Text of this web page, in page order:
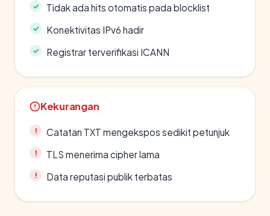
Tidak ada hits otomatis pada blocklist
Konektivitas IPv6 hadir
Registrar terverifikasi ICANN
Kekurangan
Catatan TXT mengekspos sedikit petunjuk
TLS menerima cipher lama
Data reputasi publik terbatas